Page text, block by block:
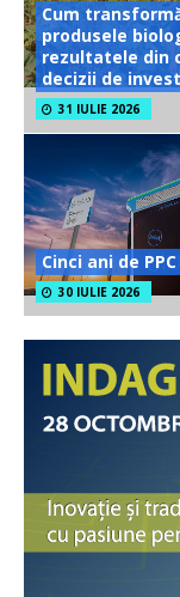
Cum
produsele
rezultatele din
decizii de
31 IULIE 2026
Cinci ani de
30 IULIE 2026